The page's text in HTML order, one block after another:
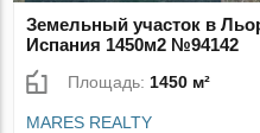
Земельный участок в
Испания 1450м2 №94142
Площадь: 1450 м²
MARES REALTY